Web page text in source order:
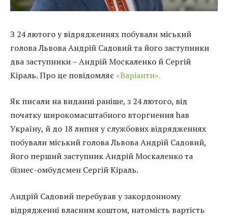
З 24 лютого у відрядженнях побували міський
голова Львова Андрій Садовий та його заступники
два заступники – Андрій Москаленко й Сергій
Кіраль. Про це повідомляє«Варіанти».
Як писали на виданні раніше, з 24 лютого, від
початку широкомасштабного вторгнення haв
Україну, й до 18 липня у службових відрядженнях
побували міський голова Львова Андрій Садовий,
його перший заступник Андрій Москаленко та
бізнес-омбудсмен Сергій Кіраль.
Андрій Садовий перебував у закордонному
відрядженні власним коштом, натомість вартість